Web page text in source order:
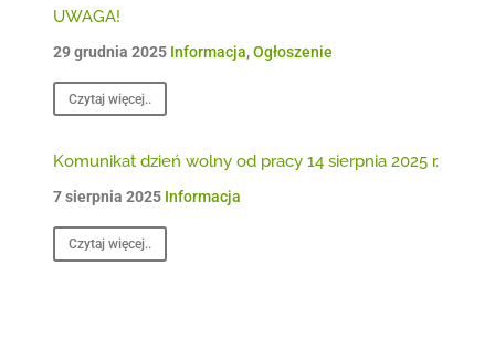
UWAGA!
29 grudnia 2025 Informacja,Ogłoszenie
Czytaj więcej..
Komunikat dzień wolny od pracy 14 sierpnia 2025 r.
7 sierpnia 2025 Informacja
Czytaj więcej..